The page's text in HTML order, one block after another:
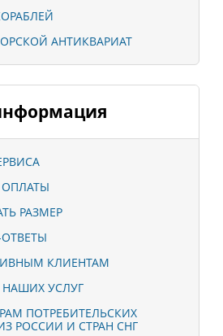
АНТИКВАРИАТ
РАЗМЕР
КЛИЕНТАМ
НАШИХ УСЛУГ
ПОТРЕБИТЕЛЬСКИХ
РОССИИ И СТРАН СНГ